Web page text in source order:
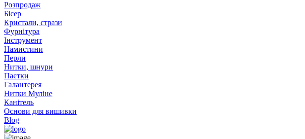
Розпродаж
Бісер
Кристали, стрази
Фурнітура
Інструмент
Намистини
Перли
Нитки, шнури
Паєтки
Галантерея
Нитки Муліне
Канітель
Основи для вишивки
Blog